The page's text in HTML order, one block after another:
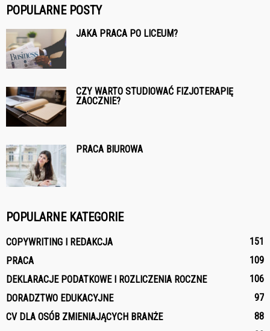
POPULARNE POSTY
JAKA PRACA PO LICEUM?
CZY WARTO STUDIOWAĆ FIZJOTERAPIĘ
ZAOCZNIE?
PRACA BIUROWA
POPULARNE KATEGORIE
COPYWRITING I REDAKCJA
151
PRACA
109
DEKLARACJE PODATKOWE I ROZLICZENIA ROCZNE
106
DORADZTWO EDUKACYJNE
97
CV DLA OSÓB ZMIENIAJĄCYCH BRANŻE
88